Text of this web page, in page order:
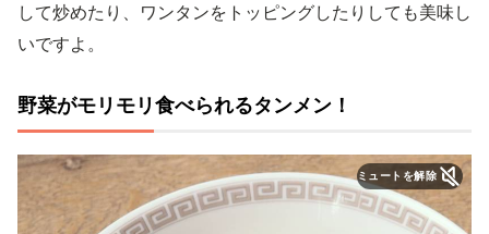
して炒めたり、ワンタンをトッピングしたりしても美味し
いですよ。
野菜がモリモリ食べられるタンメン！
ミュートを解除